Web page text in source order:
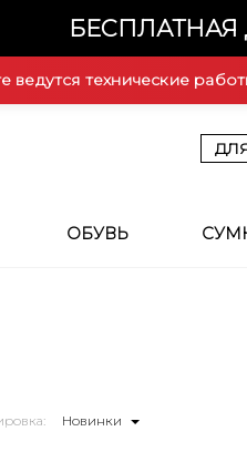
ведутся технические
ОБУВЬ
Новинки